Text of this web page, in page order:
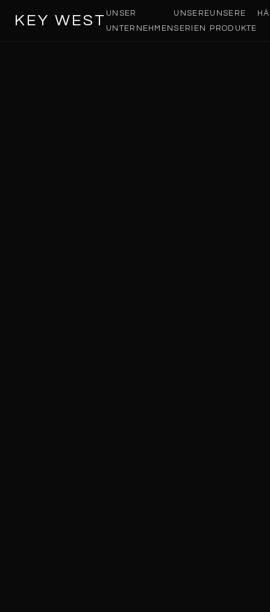
KEY WEST UNSER
UNTERNEHMEN
UNSERE
SERIEN
UNSERE
PRODUKTE